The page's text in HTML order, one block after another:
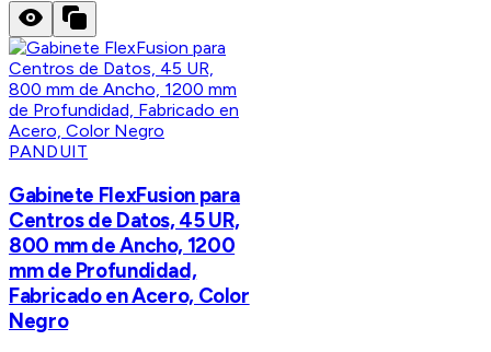
PANDUIT
Gabinete FlexFusion para
Centros de Datos, 45 UR,
800 mm de Ancho, 1200
mm de Profundidad,
Fabricado en Acero, Color
Negro